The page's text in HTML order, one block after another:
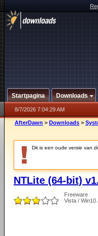
Startpagina Downloads
8/7/2026 7:04:29 AM
AfterDawn > Downloads >
Dit is een oude versie van
NTLite (64-bit)
Freeware
Vista / Win10